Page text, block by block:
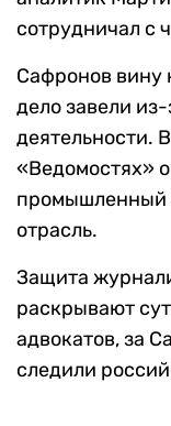
сотрудничал с
Сафронов вину
дело завели
деятельности.
«Ведомостях»
промышленный
отрасль.
Защита
раскрывают
адвокатов, за
следили